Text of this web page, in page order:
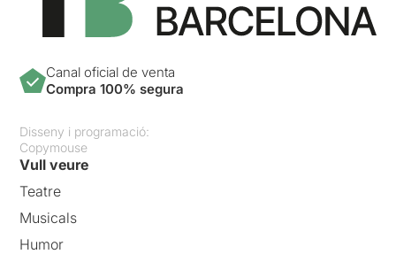
Canal oficial de venta
Compra 100% segura
Disseny i programació:
Copymouse
Vull veure
Teatre
Musicals
Humor